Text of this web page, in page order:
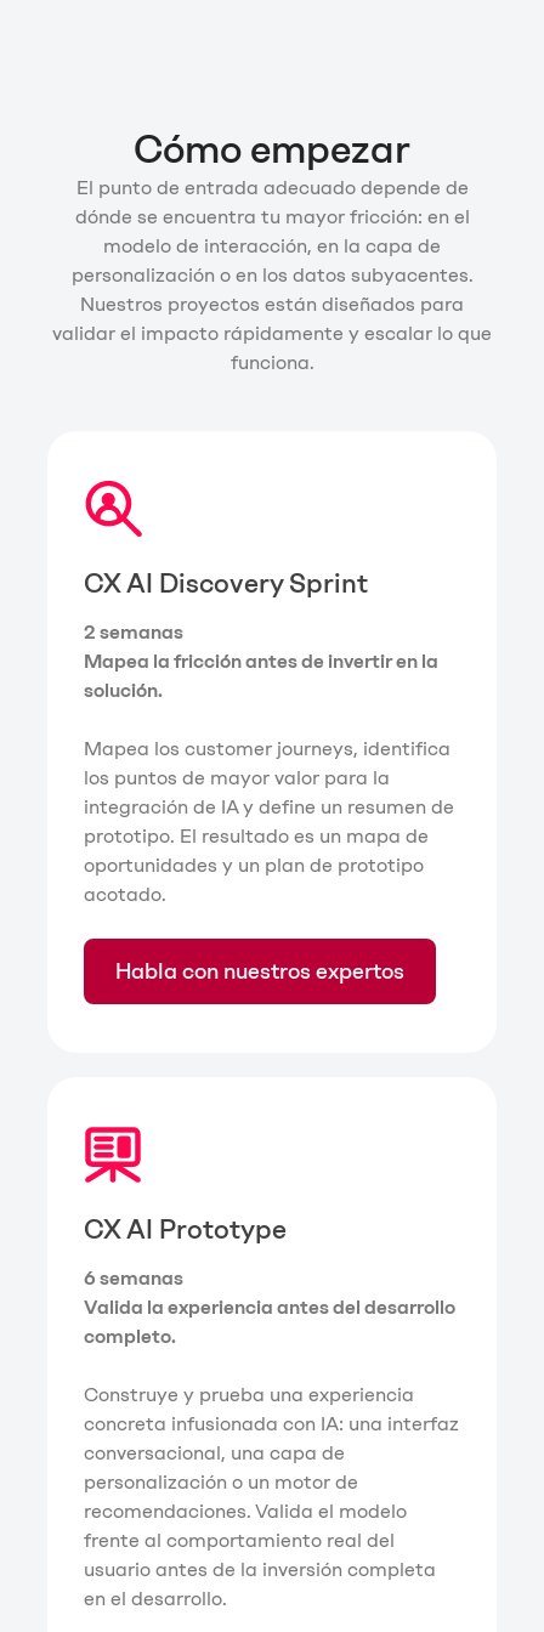
y mejora continua.
Cómo empezar
El punto de entrada adecuado depende de
dónde se encuentra tu mayor fricción: en el
modelo de interacción, en la capa de
personalización o en los datos subyacentes.
Nuestros proyectos están diseñados para
validar el impacto rápidamente y escalar lo que
funciona.
CX AI Discovery Sprint
2 semanas
Mapea la fricción antes de invertir en la
solución.
Mapea los customer journeys, identifica
los puntos de mayor valor para la
integración de IA y define un resumen de
prototipo. El resultado es un mapa de
oportunidades y un plan de prototipo
acotado.
Habla con nuestros expertos
CX AI Prototype
6 semanas
Valida la experiencia antes del desarrollo
completo.
Construye y prueba una experiencia
concreta infusionada con IA: una interfaz
conversacional, una capa de
personalización o un motor de
recomendaciones. Valida el modelo
frente al comportamiento real del
usuario antes de la inversión completa
en el desarrollo.